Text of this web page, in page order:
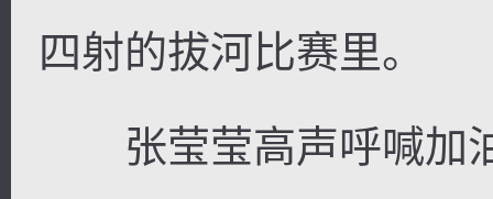
四射的拔河比赛里。
张莹莹高声呼喊加